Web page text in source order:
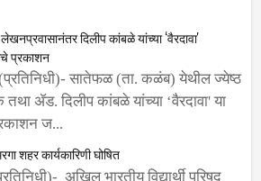
दिलीप कांबळे यांच्या ‌‘वैरदावा'
प्रकाशन
(प्रतिनिधी)- सातेफळ (ता. कळंब) येथील ज्येष्ठ
तथा ॲड. दिलीप कांबळे यांच्या ‌‘वैरदावा' या
ज...
शहर कार्यकारिणी घोषित